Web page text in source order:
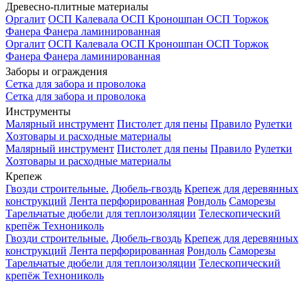
Древесно-плитные материалы
Оргалит ОСП Калевала ОСП Кроношпан ОСП Торжок
Фанера Фанера ламинированная
Оргалит ОСП Калевала ОСП Кроношпан ОСП Торжок
Фанера Фанера ламинированная
Заборы и ограждения
Сетка для забора и проволока
Сетка для забора и проволока
Инструменты
Малярный инструмент Пистолет для пены Правило Рулетки
Хозтовары и расходные материалы
Малярный инструмент Пистолет для пены Правило Рулетки
Хозтовары и расходные материалы
Крепеж
Гвозди строительные. Дюбель-гвоздь Крепеж для деревянных
конструкций Лента перфорированная Рондоль Саморезы
Тарельчатые дюбели для теплоизоляции Телескопический
крепёж Технониколь
Гвозди строительные. Дюбель-гвоздь Крепеж для деревянных
конструкций Лента перфорированная Рондоль Саморезы
Тарельчатые дюбели для теплоизоляции Телескопический
крепёж Технониколь